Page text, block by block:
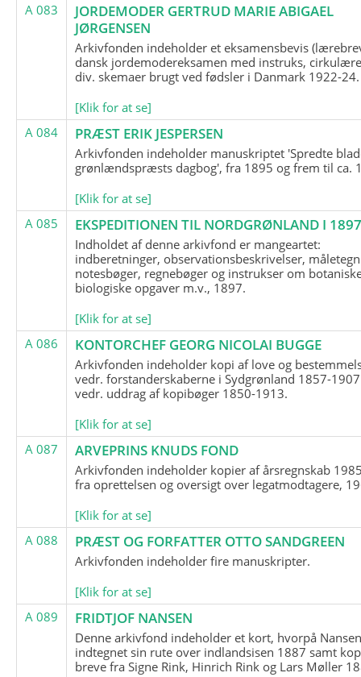
A 083
JORDEMODER GERTRUD MARIE ABIGAEL
JØRGENSEN
Arkivfonden indeholder et eksamensbevis
dansk jordemodereksamen med instruks,
div. skemaer brugt ved fødsler i Danmark 1922-24.
[Klik for at se]
A 084
PRÆST ERIK JESPERSEN
Arkivfonden indeholder manuskriptet 'Spredte
grønlændspræsts dagbog', fra 1895 og frem til ca.
[Klik for at se]
A 085
EKSPEDITIONEN TIL NORDGRØNLAND I
Indholdet af denne arkivfond er mangeartet:
indberetninger, observationsbeskrivelser,
notesbøger, regnebøger og instrukser om
biologiske opgaver m.v., 1897.
[Klik for at se]
A 086
KONTORCHEF GEORG NICOLAI BUGGE
Arkivfonden indeholder kopi af love og
vedr. forstanderskaberne i Sydgrønland 1857-
vedr. uddrag af kopibøger 1850-1913.
[Klik for at se]
A 087
ARVEPRINS KNUDS FOND
Arkivfonden indeholder kopier af årsregnskab
fra oprettelsen og oversigt over legatmodtagere,
[Klik for at se]
A 088
PRÆST OG FORFATTER OTTO SANDGREEN
Arkivfonden indeholder fire manuskripter.
[Klik for at se]
A 089
FRIDTJOF NANSEN
Denne arkivfond indeholder et kort, hvorpå
indtegnet sin rute over indlandsisen 1887 samt
breve fra Signe Rink, Hinrich Rink og Lars Møller